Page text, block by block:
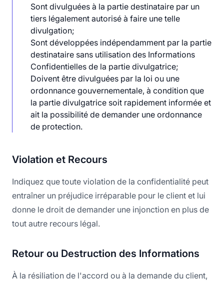
Sont divulguées à la partie destinataire par un
tiers légalement autorisé à faire une telle
divulgation;
Sont développées indépendamment par la partie
destinataire sans utilisation des Informations
Confidentielles de la partie divulgatrice;
Doivent être divulguées par la loi ou une
ordonnance gouvernementale, à condition que
la partie divulgatrice soit rapidement informée et
ait la possibilité de demander une ordonnance
Violation et Recours
Indiquez que toute violation de la confidentialité peut
entraîner un préjudice irréparable pour le client et lui
donne le droit de demander une injonction en plus de
tout autre recours légal.
Retour ou Destruction des Informations
À la résiliation de l'accord ou à la demande du client,